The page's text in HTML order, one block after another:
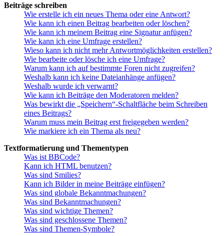
Beiträge schreiben
Wie erstelle ich ein neues Thema oder eine Antwort?
Wie kann ich einen Beitrag bearbeiten oder löschen?
Wie kann ich meinem Beitrag eine Signatur anfügen?
Wie kann ich eine Umfrage erstellen?
Wieso kann ich nicht mehr Antwortmöglichkeiten erstellen?
Wie bearbeite oder lösche ich eine Umfrage?
Warum kann ich auf bestimmte Foren nicht zugreifen?
Weshalb kann ich keine Dateianhänge anfügen?
Weshalb wurde ich verwarnt?
Wie kann ich Beiträge den Moderatoren melden?
Was bewirkt die „Speichern“-Schaltfläche beim Schreiben
eines Beitrags?
Warum muss mein Beitrag erst freigegeben werden?
Wie markiere ich ein Thema als neu?
Textformatierung und Thementypen
Was ist BBCode?
Kann ich HTML benutzen?
Was sind Smilies?
Kann ich Bilder in meine Beiträge einfügen?
Was sind globale Bekanntmachungen?
Was sind Bekanntmachungen?
Was sind wichtige Themen?
Was sind geschlossene Themen?
Was sind Themen-Symbole?